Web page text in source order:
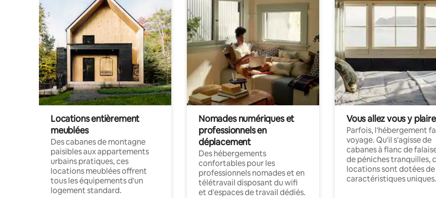
Locations entièrement
meublées
Des cabanes de montagne
paisibles aux appartements
urbains pratiques, ces
locations meublées offrent
tous les équipements d'un
logement standard.
Nomades numériques et
professionnels en
déplacement
Des hébergements
confortables pour les
professionnels nomades et en
télétravail disposant du wifi
et d'espaces de travail dédiés.
Vous allez vous y plaire
Parfois, l'hébergement
voyage. Qu'il s'agisse de
cabanes à flanc de
de péniches tranquilles,
locations sont dotées de
caractéristiques uniques.